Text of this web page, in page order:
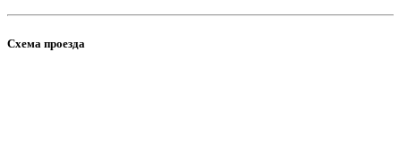
Схема проезда